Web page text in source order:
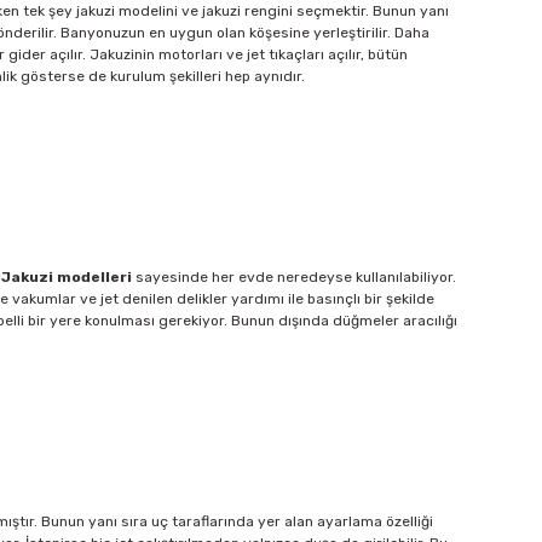
tek şey jakuzi modelini ve jakuzi rengini seçmektir. Bunun yanı
Banyonuzun en uygun olan köşesine yerleştirilir. Daha
açılır. Jakuzinin motorları ve jet tıkaçları açılır, bütün
gösterse de kurulum şekilleri hep aynıdır.
Jakuzi modelleri sayesinde her evde neredeyse kullanılabiliyor.
ve jet denilen delikler yardımı ile basınçlı bir şekilde
bir yere konulması gerekiyor. Bunun dışında düğmeler aracılığı
Bunun yanı sıra uç taraflarında yer alan ayarlama özelliği